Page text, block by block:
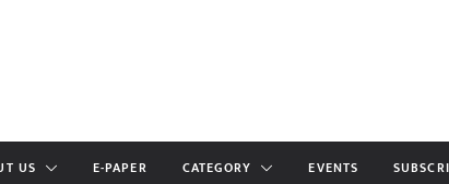
US E-PAPER CATEGORY EVENTS